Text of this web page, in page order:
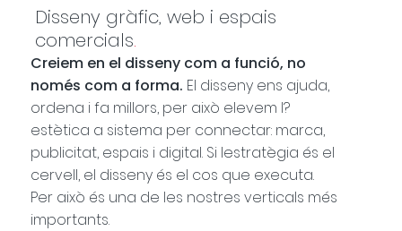
Disseny gràfic, web i espais
comercials.
Creiem en el disseny com a funció, no
només com a forma. El disseny ens ajuda,
ordena i fa millors, per això elevem l?
estètica a sistema per connectar: marca,
publicitat, espais i digital. Si lestratègia és el
cervell, el disseny és el cos que executa.
Per això és una de les nostres verticals més
importants.